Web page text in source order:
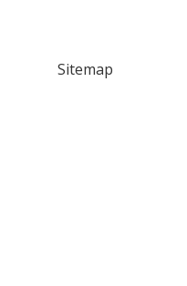
Sitemap